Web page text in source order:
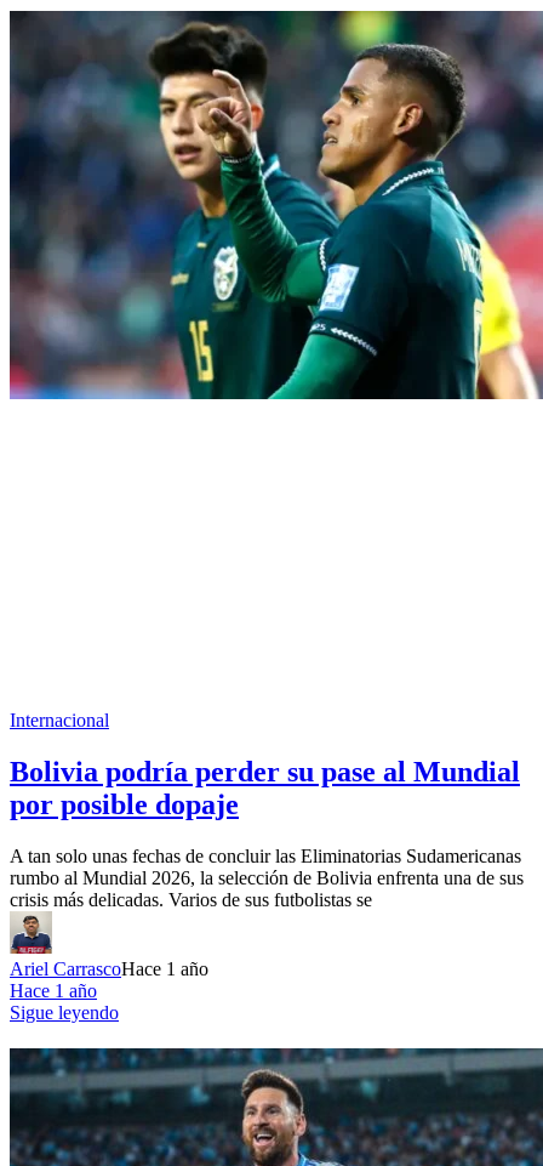
Internacional
Bolivia podría perder su pase al Mundial
por posible dopaje
A tan solo unas fechas de concluir las Eliminatorias Sudamericanas
rumbo al Mundial 2026, la selección de Bolivia enfrenta una de sus
crisis más delicadas. Varios de sus futbolistas se
Ariel CarrascoHace 1 año
Hace 1 año
Sigue leyendo